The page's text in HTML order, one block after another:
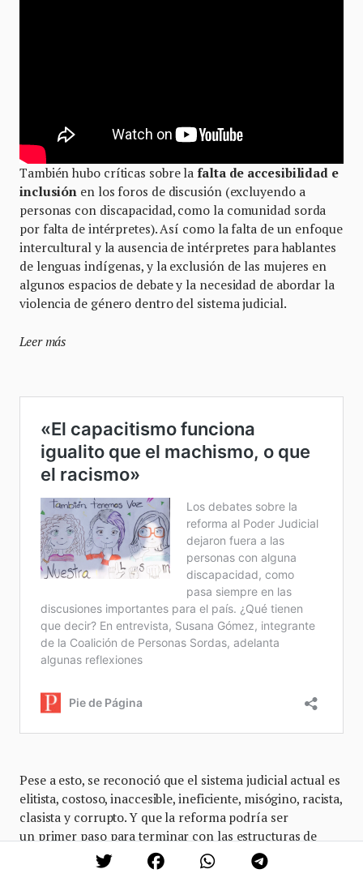
También hubo críticas sobre lafalta de accesibilidad e
inclusión en los foros de discusión (excluyendo a
personas con discapacidad, como la comunidad sorda
por falta de intérpretes). Así como la falta de un enfoque
intercultural y la ausencia de intérpretes para hablantes
de lenguas indígenas, y la exclusión de las mujeres en
algunos espacios de debate y la necesidad de abordar la
violencia de género dentro del sistema judicial.
Leer más
Pese a esto, se reconoció que el sistema judicial actual es
elitista, costoso, inaccesible, ineficiente, misógino, racista,
clasista y corrupto. Y que la reforma podría ser
un primer paso para terminar con las estructuras de
poder corruptas que han dominado el país.